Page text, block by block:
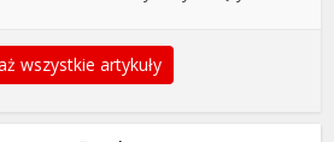
wszystkie artykuły